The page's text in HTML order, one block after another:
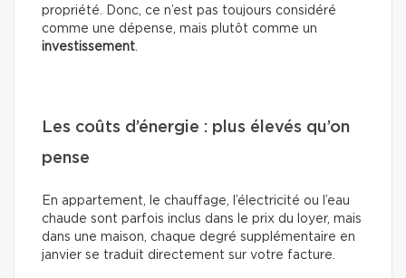
propriété. Donc, ce n’est pas toujours considéré
comme une dépense, mais plutôt comme un
investissement
Les coûts d’énergie : plus élevés qu’on
pense
En appartement, le chauffage, l’électricité ou l’eau
chaude sont parfois inclus dans le prix du loyer, mais
dans une maison, chaque degré supplémentaire en
janvier se traduit directement sur votre facture.